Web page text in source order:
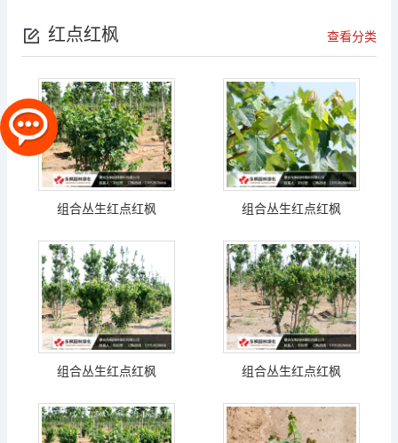
红点红枫 查看分类
组合丛生红点红枫 组合丛生红点红枫
组合丛生红点红枫 组合丛生红点红枫